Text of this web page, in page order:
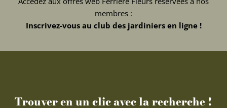
membres :
Inscrivez-vous au club des jardiniers en ligne !
Trouver en un clic avec la recherche !